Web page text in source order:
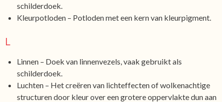
schilderdoek.
Kleurpotloden – Potloden met een kern van kleurpigment.
L
Linnen – Doek van linnenvezels, vaak gebruikt als
schilderdoek.
Luchten – Het creëren van lichteffecten of wolkenachtige
structuren door kleur over een grotere oppervlakte dun aan